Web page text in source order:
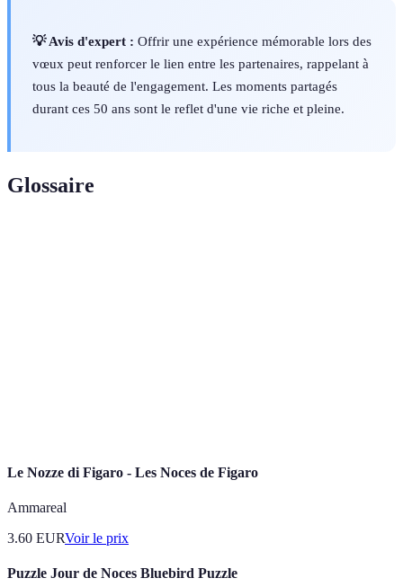
💡 Avis d'expert : Offrir une expérience mémorable lors des
vœux peut renforcer le lien entre les partenaires, rappelant à
tous la beauté de l'engagement. Les moments partagés
durant ces 50 ans sont le reflet d'une vie riche et pleine.
Glossaire
Le Nozze di Figaro - Les Noces de Figaro
Ammareal
3.60 EURVoir le prix
Puzzle Jour de Noces Bluebird Puzzle